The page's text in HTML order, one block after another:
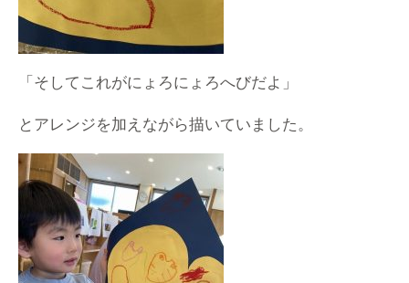
「そしてこれがにょろにょろへびだよ」
とアレンジを加えながら描いていました。